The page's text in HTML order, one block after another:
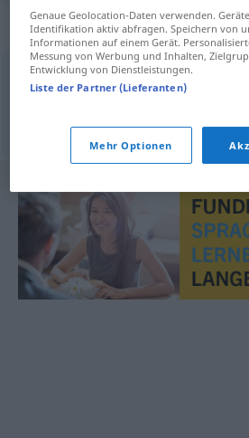
Synonyme für
Schranke,Barriere (schweiz.)
© OpenThesaurus.de
Genaue Geolocation-Daten verwenden.
Identifikation aktiv abfragen. Speichern von
Informationen auf einem Gerät.
Messung von Werbung und Inhalten,
Entwicklung von Dienstleistungen.
Liste der Partner (Lieferanten)
Mehr Optionen